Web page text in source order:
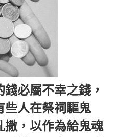
必屬不幸之錢，
些人在祭祠驅鬼
撒，以作為給鬼魂